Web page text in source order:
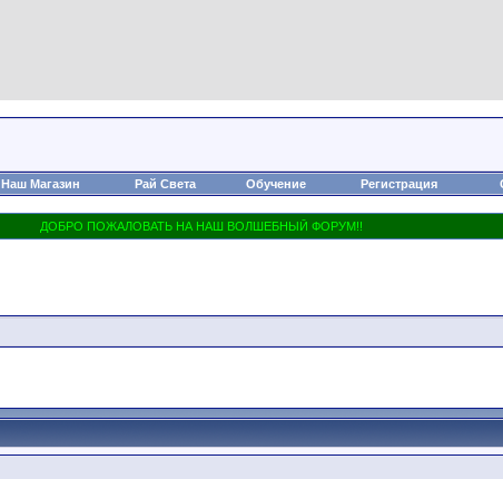
Наш Магазин Рай Света Обучение Регистрация